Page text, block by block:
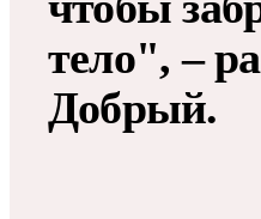
тело", –
Добрый.